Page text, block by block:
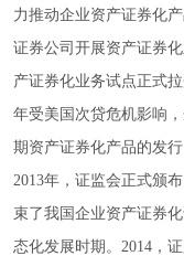
力推动企业资产证券化
证券公司开展资产证券
产证券化业务试点正式
年受美国次贷危机影响
期资产证券化产品的发
2013年，证监会正式颁
束了我国企业资产证券
态化发展时期。2014，